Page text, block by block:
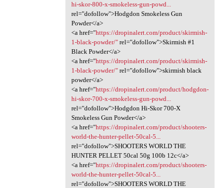
hi-skor-800-x-smokeless-gun-powd...
rel="dofollow">Hodgdon Smokeless Gun
Powder</a>
<a href="https://dropinalert.com/product/skirmish-
1-black-powder/"rel="dofollow">Skirmish #1
Black Powder</a>
<a href="https://dropinalert.com/product/skirmish-
1-black-powder/"rel="dofollow">skirmish black
powder</a>
<a href="https://dropinalert.com/product/hodgdon-
hi-skor-700-x-smokeless-gun-powd...
rel="dofollow">Hodgdon Hi-Skor 700-X
Smokeless Gun Powder</a>
<a href="https://dropinalert.com/product/shooters-
world-the-hunter-pellet-50cal-5...
rel="dofollow">SHOOTERS WORLD THE
HUNTER PELLET 50cal 50g 100b 12c</a>
<a href="https://dropinalert.com/product/shooters-
world-the-hunter-pellet-50cal-5...
rel="dofollow">SHOOTERS WORLD THE